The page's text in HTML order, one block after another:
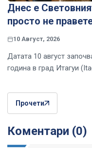
Днес е
просто не
10 Август, 2026
Датата 10 август
година в град Итагуи
Прочети
Коментари (0)